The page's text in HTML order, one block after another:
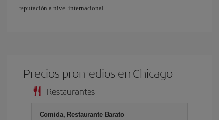
reputación a nivel internacional.
Precios promedios en Chicago
Restaurantes
Comida, Restaurante Barato